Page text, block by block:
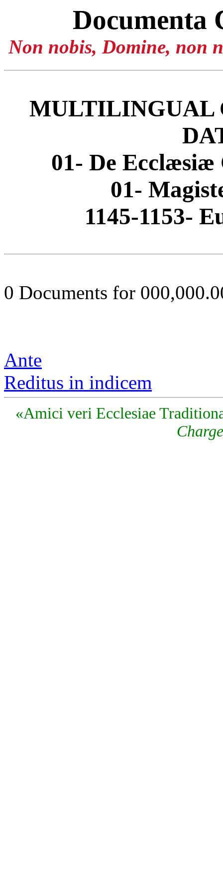
Documenta
Non nobis, Domine, non
MULTILINGUAL
01- De
01-
1145-1153-
0 Documents for
Ante
Reditus in indicem
«Amici veri Ecclesiae